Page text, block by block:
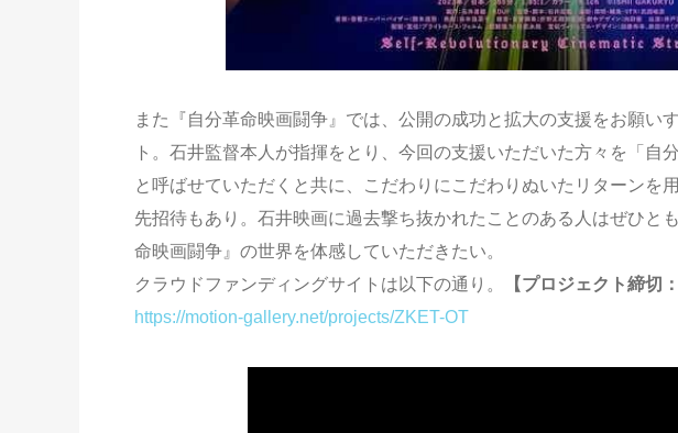
また『自分革命映画闘争』では、公開の成功と拡大の支援をお願い
ト。石井監督本人が指揮をとり、今回の支援いただいた方々を「自
と呼ばせていただくと共に、こだわりにこだわりぬいたリターンを
先招待もあり。石井映画に過去撃ち抜かれたことのある人はぜひと
命映画闘争』の世界を体感していただきたい。
クラウドファンディングサイトは以下の通り。
【プロジェクト締切
https://motion-gallery.net/projects/ZKET-OT